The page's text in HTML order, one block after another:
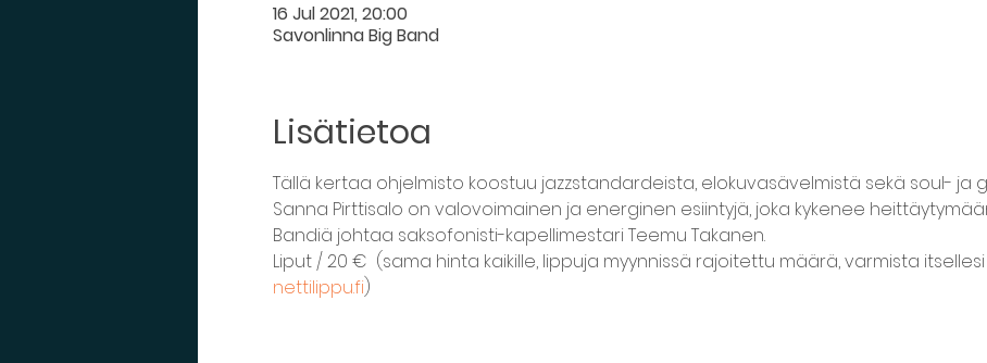
16 Jul 2021, 20:00
Savonlinna Big Band
Lisätietoa
Tällä kertaa ohjelmisto koostuu jazzstandardeista, elokuvasävelmistä sekä soul- ja
Sanna Pirttisalo on valovoimainen ja energinen esiintyjä, joka kykenee
Bandiä johtaa saksofonisti-kapellimestari Teemu Takanen.
Liput / 20 €  (sama hinta kaikille, lippuja myynnissä rajoitettu määrä, varmista
nettilippu.fi)